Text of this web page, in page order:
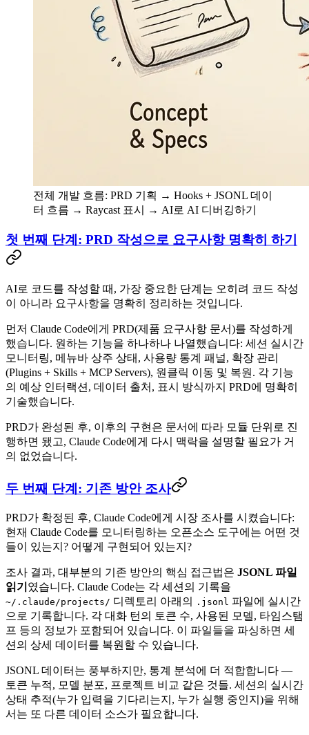
전체 개발 흐름: PRD 기획 → Hooks + JSONL 데이
터 흐름 → Raycast 표시 → AI로 AI 디버깅하기
첫 번째 단계: PRD 작성으로 요구사항 명확히 하기
AI로 코드를 작성할 때, 가장 중요한 단계는 오히려 코드 작성
이 아니라 요구사항을 명확히 정리하는 것입니다.
먼저 Claude Code에게 PRD(제품 요구사항 문서)를 작성하게
했습니다. 원하는 기능을 하나하나 나열했습니다: 세션 실시간
모니터링, 메뉴바 상주 상태, 사용량 통계 패널, 확장 관리
(Plugins + Skills + MCP Servers), 원클릭 이동 및 복원. 각 기능
의 예상 인터랙션, 데이터 출처, 표시 방식까지 PRD에 명확히
기술했습니다.
PRD가 완성된 후, 이후의 구현은 문서에 따라 모듈 단위로 진
행하면 됐고, Claude Code에게 다시 맥락을 설명할 필요가 거
의 없었습니다.
두 번째 단계: 기존 방안 조사
PRD가 확정된 후, Claude Code에게 시장 조사를 시켰습니다:
현재 Claude Code를 모니터링하는 오픈소스 도구에는 어떤 것
들이 있는지? 어떻게 구현되어 있는지?
조사 결과, 대부분의 기존 방안의 핵심 접근법은 JSONL 파일
읽기 였습니다. Claude Code는 각 세션의 기록을
~/.claude/projects/ 디렉토리 아래의 .jsonl 파일에 실시간
으로 기록합니다. 각 대화 턴의 토큰 수, 사용된 모델, 타임스탬
프 등의 정보가 포함되어 있습니다. 이 파일들을 파싱하면 세
션의 상세 데이터를 복원할 수 있습니다.
JSONL 데이터는 풍부하지만, 통계 분석에 더 적합합니다 —
토큰 누적, 모델 분포, 프로젝트 비교 같은 것들. 세션의 실시간
상태 추적(누가 입력을 기다리는지, 누가 실행 중인지)을 위해
서는 또 다른 데이터 소스가 필요합니다.